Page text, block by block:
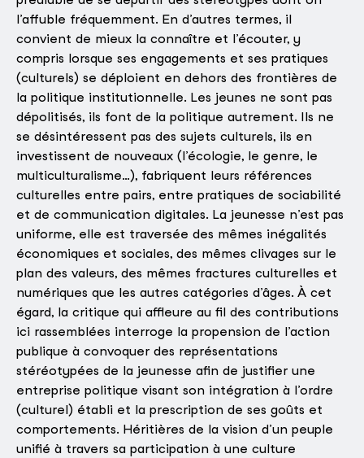
l’affuble fréquemment. En d’autres termes, il
convient de mieux la connaître et l’écouter, y
compris lorsque ses engagements et ses pratiques
(culturels) se déploient en dehors des frontières de
la politique institutionnelle. Les jeunes ne sont pas
dépolitisés, ils font de la politique autrement. Ils ne
se désintéressent pas des sujets culturels, ils en
investissent de nouveaux (l’écologie, le genre, le
multiculturalisme…), fabriquent leurs références
culturelles entre pairs, entre pratiques de sociabilité
et de communication digitales. La jeunesse n’est pas
uniforme, elle est traversée des mêmes inégalités
économiques et sociales, des mêmes clivages sur le
plan des valeurs, des mêmes fractures culturelles et
numériques que les autres catégories d’âges. À cet
égard, la critique qui affleure au fil des contributions
ici rassemblées interroge la propension de l’action
publique à convoquer des représentations
stéréotypées de la jeunesse afin de justifier une
entreprise politique visant son intégration à l’ordre
(culturel) établi et la prescription de ses goûts et
comportements. Héritières de la vision d’un peuple
unifié à travers sa participation à une culture